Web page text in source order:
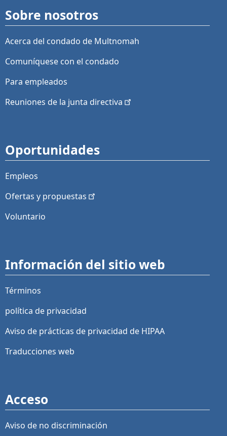
Sobre nosotros
Acerca del condado de Multnomah
Comuníquese con el condado
Para empleados
Reuniones de la junta directiva
Oportunidades
Empleos
Ofertas y propuestas
Voluntario
Información del sitio web
Términos
política de privacidad
Aviso de prácticas de privacidad de HIPAA
Traducciones web
Acceso
Aviso de no discriminación